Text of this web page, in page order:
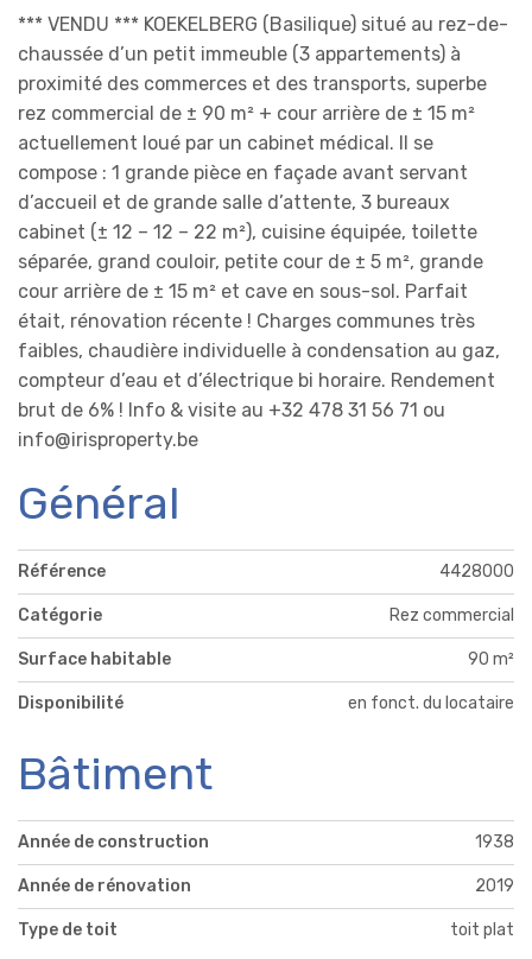
*** VENDU *** KOEKELBERG (Basilique) situé au rez-de-
chaussée d’un petit immeuble (3 appartements) à
proximité des commerces et des transports, superbe
rez commercial de ± 90 m² + cour arrière de ± 15 m²
actuellement loué par un cabinet médical. Il se
compose : 1 grande pièce en façade avant servant
d’accueil et de grande salle d’attente, 3 bureaux
cabinet (± 12 – 12 – 22 m²), cuisine équipée, toilette
séparée, grand couloir, petite cour de ± 5 m², grande
cour arrière de ± 15 m² et cave en sous-sol. Parfait
était, rénovation récente ! Charges communes très
faibles, chaudière individuelle à condensation au gaz,
compteur d’eau et d’électrique bi horaire. Rendement
brut de 6% ! Info & visite au +32 478 31 56 71 ou
info@irisproperty.be
Général
Référence 4428000
Catégorie Rez commercial
Surface habitable 90 m²
Disponibilité en fonct. du locataire
Bâtiment
Année de construction 1938
Année de rénovation 2019
Type de toit toit plat